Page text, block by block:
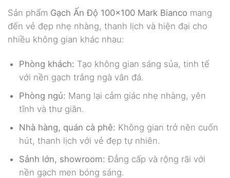
Sản phẩm Gạch Ấn Độ 100×100 Mark Bianco mang
đến vẻ đẹp nhẹ nhàng, thanh lịch và hiện đại cho
nhiều không gian khác nhau:
Phòng khách: Tạo không gian sáng sủa, tinh tế
với nền gạch trắng ngà vân đá.
Phòng ngủ: Mang lại cảm giác nhẹ nhàng, yên
tĩnh và thư giãn.
Nhà hàng, quán cà phê: Không gian trở nên cuốn
hút, thanh lịch với vẻ đẹp tự nhiên.
Sảnh lớn, showroom: Đẳng cấp và rộng rãi với
nền gạch men bóng sáng.